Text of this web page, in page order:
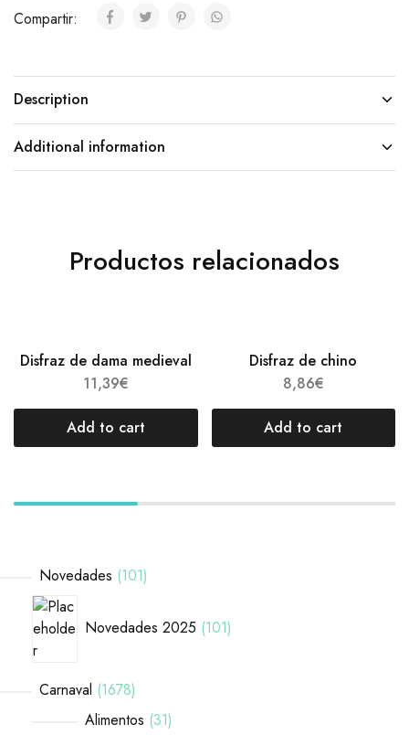
Compartir:
Description
Additional information
Productos relacionados
Disfraz de dama medieval
11,39€
Add to cart
Disfraz de chino
8,86€
Add to cart
Novedades 101
Novedades 2025 101
Carnaval 1678
Alimentos 31